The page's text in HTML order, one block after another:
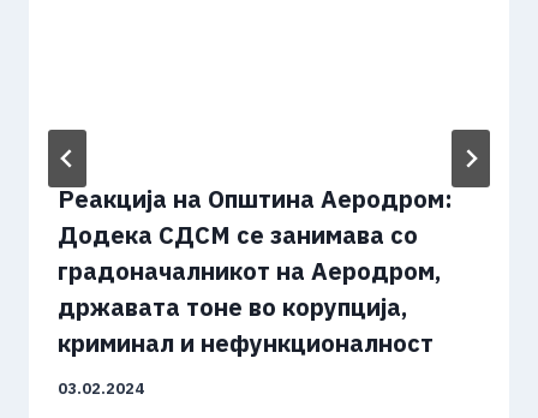
Реакција на Општина Аеродром:
Додека СДСМ се занимава со
градоначалникот на Аеродром,
државата тоне во корупција,
криминал и нефункционалност
03.02.2024